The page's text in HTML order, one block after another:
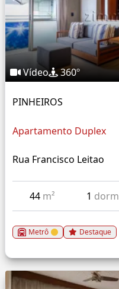
Vídeo 360º
PINHEIROS
Apartamento Duplex
Rua Francisco Leitao
44 m² 1 dorm
Metrô Destaque